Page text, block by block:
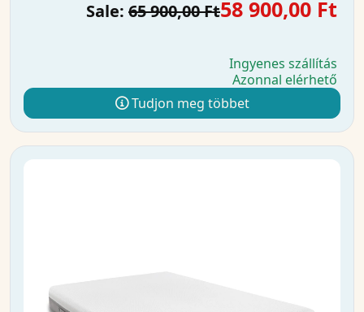
Sale: 65 900,00 Ft58 900,00 Ft
Ingyenes szállítás
Azonnal elérhető
Tudjon meg többet